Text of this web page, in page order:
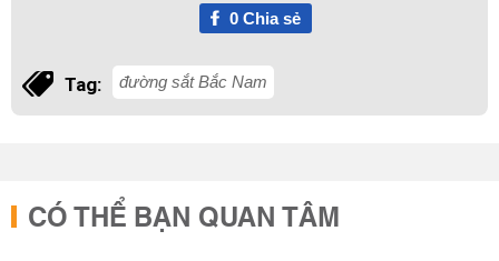
0Chia sẻ
Tag: đường sắt Bắc Nam
CÓ THỂ BẠN QUAN TÂM